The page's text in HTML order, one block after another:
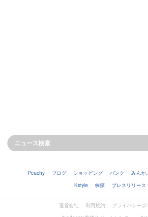
Peachy ブログ ショッピング バンク みんか
Kstyle
株探 プレスリリース
運営会社 利用規約
プライバシーポ